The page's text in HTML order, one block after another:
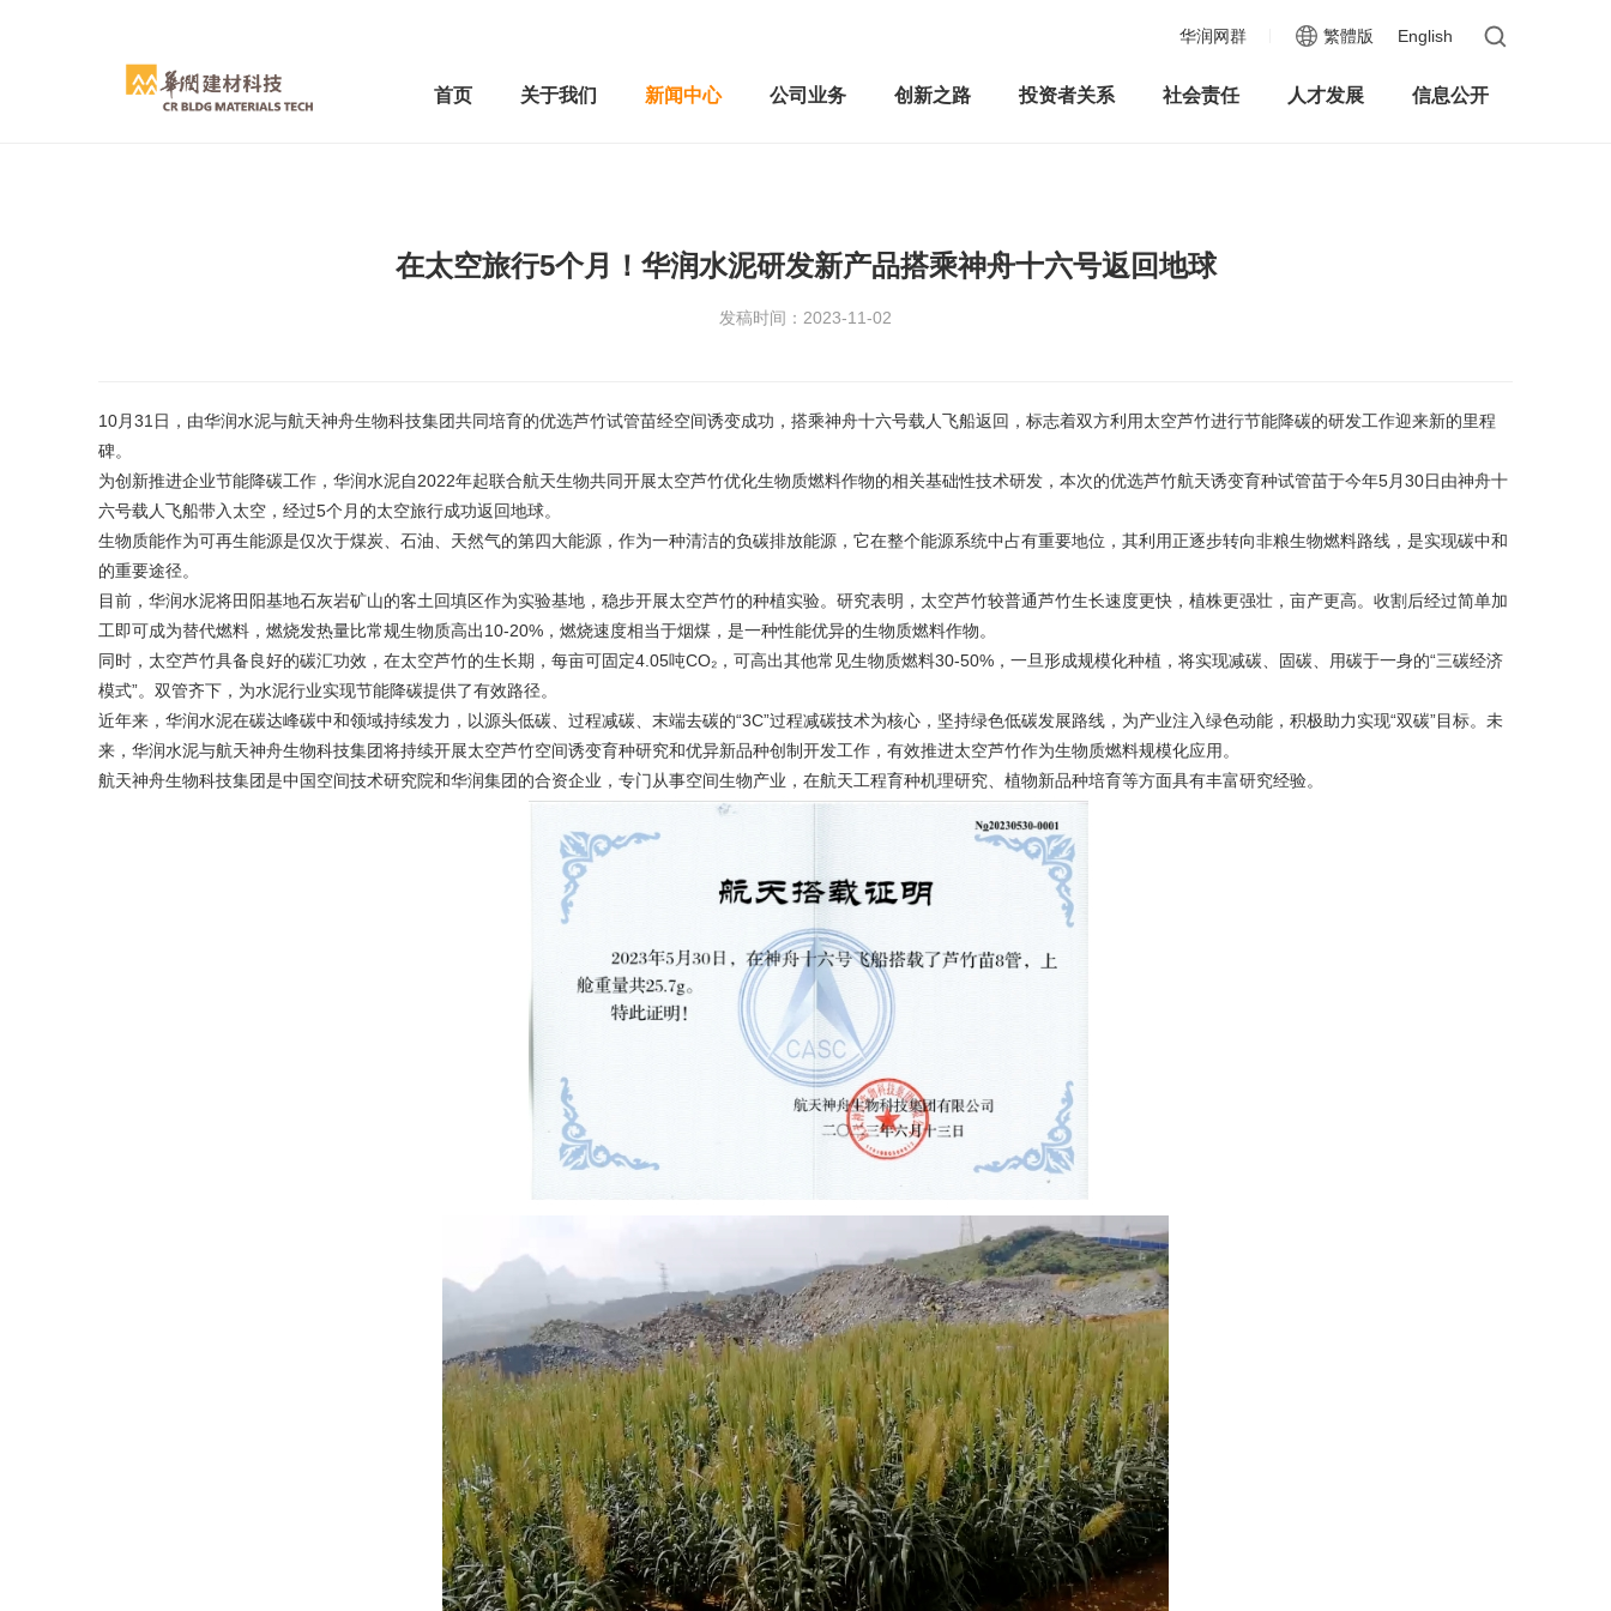
华润网群 繁體版 English
首页 关于我们 新闻中心 公司业务 创新之路 投资者关系 社会责任 人才发展 信息公开
在太空旅行5个月！华润水泥研发新产品搭乘神舟十六号返回地球
发稿时间：2023-11-02
10月31日，由华润水泥与航天神舟生物科技集团共同培育的优选芦竹试管苗经空间诱变成功，搭乘神舟十六号载人飞船返回，标志着双方利用太空芦竹进行节能降碳的研发工作迎来新的里程
碑。
为创新推进企业节能降碳工作，华润水泥自2022年起联合航天生物共同开展太空芦竹优化生物质燃料作物的相关基础性技术研发，本次的优选芦竹航天诱变育种试管苗于今年5月30日由神舟十
六号载人飞船带入太空，经过5个月的太空旅行成功返回地球。
生物质能作为可再生能源是仅次于煤炭、石油、天然气的第四大能源，作为一种清洁的负碳排放能源，它在整个能源系统中占有重要地位，其利用正逐步转向非粮生物燃料路线，是实现碳中和
的重要途径。
目前，华润水泥将田阳基地石灰岩矿山的客土回填区作为实验基地，稳步开展太空芦竹的种植实验。研究表明，太空芦竹较普通芦竹生长速度更快，植株更强壮，亩产更高。收割后经过简单加
工即可成为替代燃料，燃烧发热量比常规生物质高出10-20%，燃烧速度相当于烟煤，是一种性能优异的生物质燃料作物。
同时，太空芦竹具备良好的碳汇功效，在太空芦竹的生长期，每亩可固定4.05吨CO₂，可高出其他常见生物质燃料30-50%，一旦形成规模化种植，将实现减碳、固碳、用碳于一身的“三碳经济
模式”。双管齐下，为水泥行业实现节能降碳提供了有效路径。
近年来，华润水泥在碳达峰碳中和领域持续发力，以源头低碳、过程减碳、末端去碳的“3C”过程减碳技术为核心，坚持绿色低碳发展路线，为产业注入绿色动能，积极助力实现“双碳”目标。未
来，华润水泥与航天神舟生物科技集团将持续开展太空芦竹空间诱变育种研究和优异新品种创制开发工作，有效推进太空芦竹作为生物质燃料规模化应用。
航天神舟生物科技集团是中国空间技术研究院和华润集团的合资企业，专门从事空间生物产业，在航天工程育种机理研究、植物新品种培育等方面具有丰富研究经验。